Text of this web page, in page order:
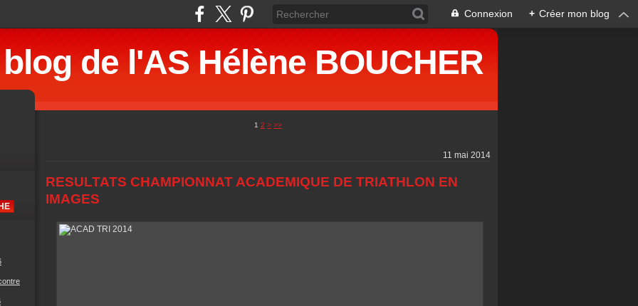
Connexion + Créer mon blog
de l'AS Hélène BOUCHER
1 2 > >>
11 mai 2014
RESULTATS CHAMPIONNAT ACADEMIQUE DE TRIATHLON EN
IMAGES